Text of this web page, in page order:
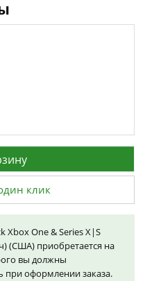
клик
Xbox One & Series X|S
(США) приобретается на
вы должны
при оформлении заказа.